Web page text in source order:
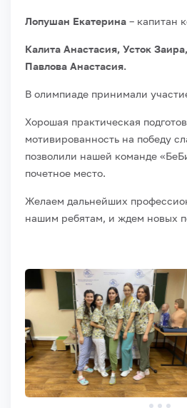
Лопушан Екатерина – капитан
Калита Анастасия, Усток
Павлова Анастасия.
В олимпиаде принимали
Хорошая практическая
мотивированность на победу
позволили нашей команде
почетное место.
Желаем дальнейших
нашим ребятам, и ждем новых